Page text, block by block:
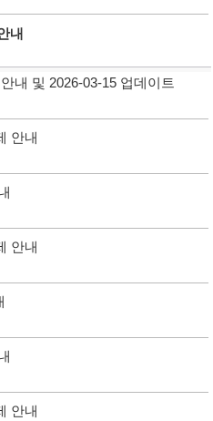
내
내 및 2026-03-15 업데이트
안내
안내
안내